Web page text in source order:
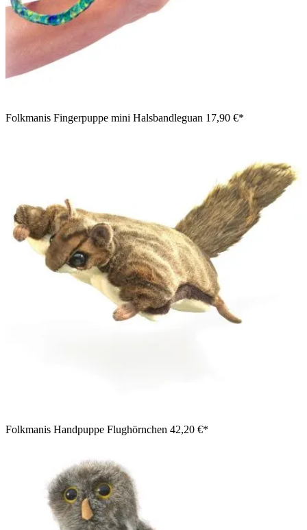
Folkmanis Fingerpuppe mini Halsbandleguan 17,90 €*
Folkmanis Handpuppe Flughörnchen 42,20 €*